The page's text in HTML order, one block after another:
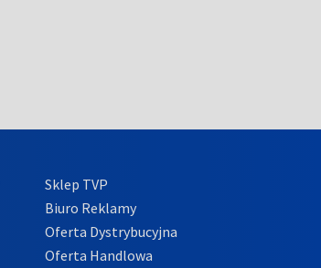
Sklep TVP
Biuro Reklamy
Oferta Dystrybucyjna
Oferta Handlowa